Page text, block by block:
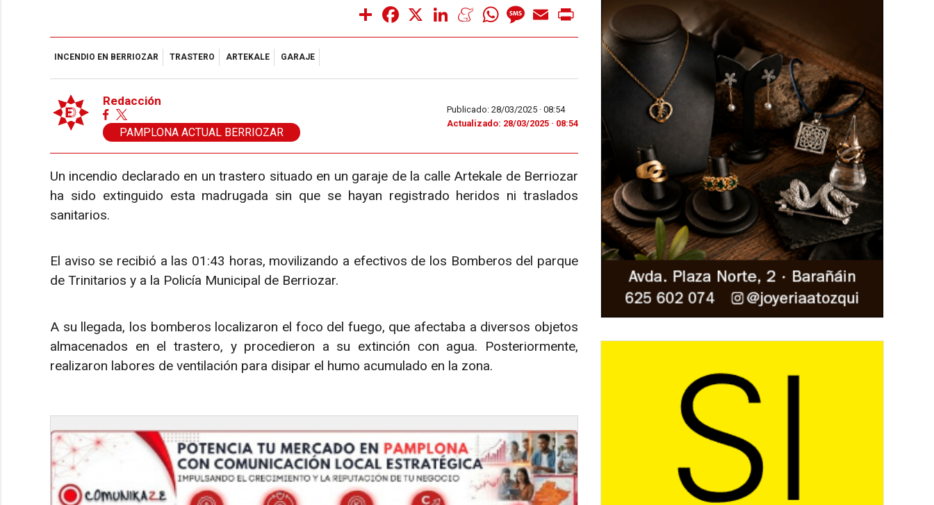
Share Facebook LinkedInMeneameWhatsAppMessage
Email
INCENDIO EN BERRIOZAR TRASTERO ARTEKALE GARAJE
Redacción
PAMPLONA ACTUAL BERRIOZAR
Publicado: 28/03/2025 · 08:54
Actualizado: 28/03/2025 · 08:54
Un incendio declarado en un trastero situado en un garaje de la calle Artekale de Berriozar
ha sido extinguido esta madrugada sin que se hayan registrado heridos ni traslados
sanitarios.
El aviso se recibió a las 01:43 horas, movilizando a efectivos de los Bomberos del parque
de Trinitarios y a la Policía Municipal de Berriozar.
A su llegada, los bomberos localizaron el foco del fuego, que afectaba a diversos objetos
almacenados en el trastero, y procedieron a su extinción con agua. Posteriormente,
realizaron labores de ventilación para disipar el humo acumulado en la zona.